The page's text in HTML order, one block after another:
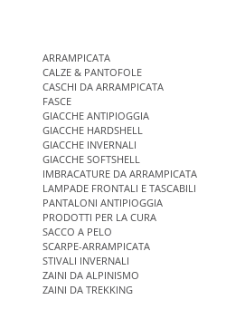
ARRAMPICATA
CALZE & PANTOFOLE
CASCHI DA ARRAMPICATA
FASCE
GIACCHE ANTIPIOGGIA
GIACCHE HARDSHELL
GIACCHE INVERNALI
GIACCHE SOFTSHELL
IMBRACATURE DA ARRAMPICATA
LAMPADE FRONTALI E TASCABILI
PANTALONI ANTIPIOGGIA
PRODOTTI PER LA CURA
SACCO A PELO
SCARPE-ARRAMPICATA
STIVALI INVERNALI
ZAINI DA ALPINISMO
ZAINI DA TREKKING